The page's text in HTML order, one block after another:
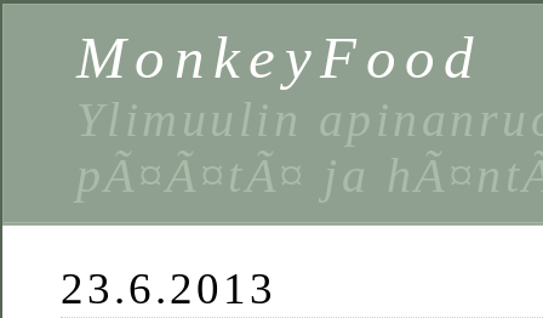
MonkeyFood
Ylimuulin
pÃ¤Ã¤tÃ¤ ja
23.6.2013